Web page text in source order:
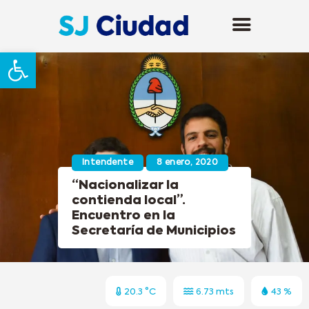
Abrir barra de herramientas
Intendente 8 enero, 2020
“Nacionalizar la
contienda local”.
Encuentro en la
Secretaría de Municipios
20.3 °C 6.73 mts 43 %